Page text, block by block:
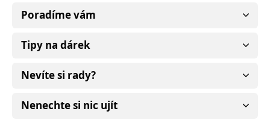
Poradíme vám
Tipy na dárek
Nevíte si rady?
Nenechte si nic ujít